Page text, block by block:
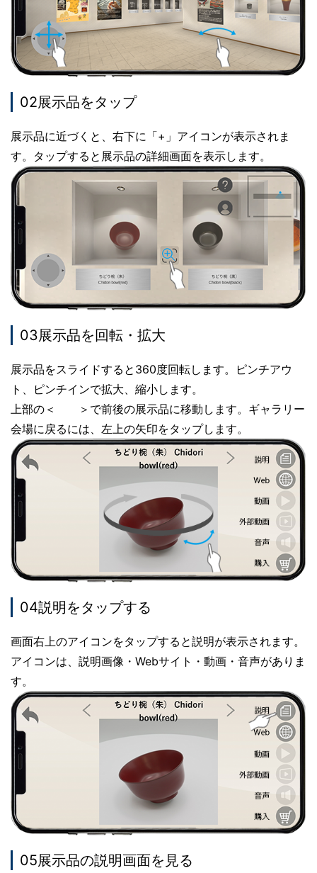
02展示品をタップ
展示品に近づくと、右下に「+」アイコンが表示されま
す。タップすると展示品の詳細画面を表示します。
03展示品を回転・拡大
展示品をスライドすると360度回転します。ピンチアウ
ト、ピンチインで拡大、縮小します。
上部の＜ ＞で前後の展示品に移動します。ギャラリー
会場に戻るには、左上の矢印をタップします。
04説明をタップする
画面右上のアイコンをタップすると説明が表示されます。
アイコンは、説明画像・Webサイト・動画・音声がありま
す。
05展示品の説明画面を見る